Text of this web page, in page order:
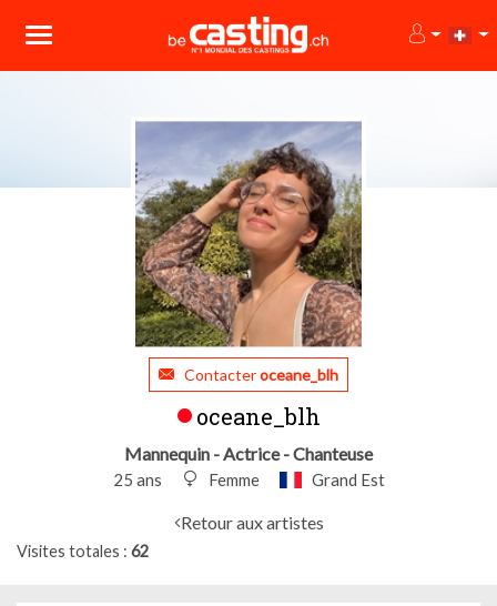
Contacteroceane_blh
oceane_blh
Mannequin - Actrice - Chanteuse
25 ans Femme Grand Est
Retour aux artistes
Visites totales 62